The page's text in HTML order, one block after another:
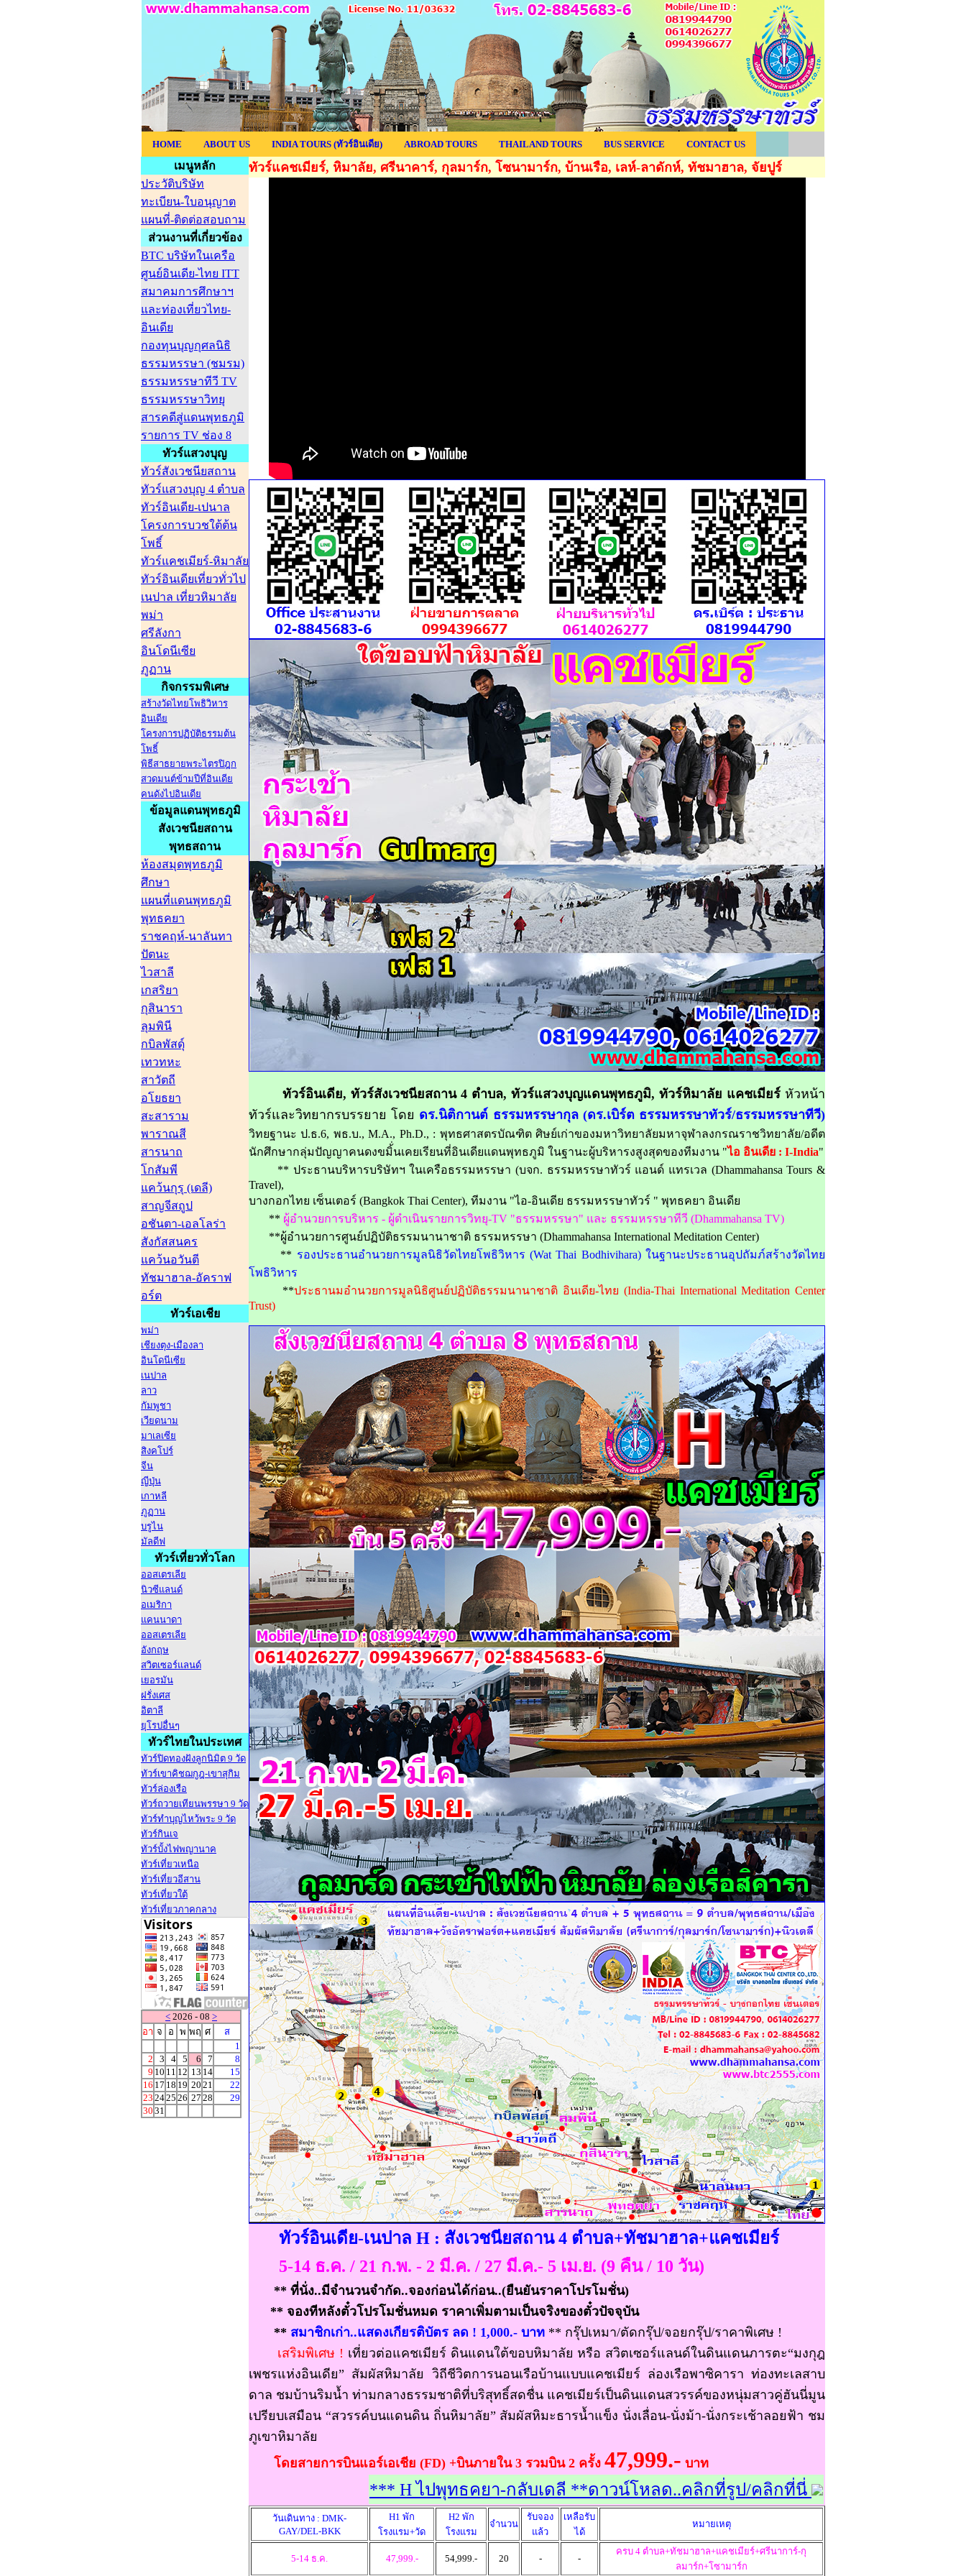
HOME ABOUT US INDIA TOURS (ทัวร์อินเดีย) ABROAD TOURS THAILAND TOURS BUS SERVICE CONTACT US
เมนูหลัก
ประวัติบริษัท
ทะเบียน-ใบอนุญาต
แผนที่-ติดต่อสอบถาม
ส่วนงานที่เกี่ยวข้อง
BTC บริษัทในเครือ
ศูนย์อินเดีย-ไทย ITT
สมาคมการศึกษาฯ
และท่องเที่ยวไทย-
อินเดีย
กองทุนบุญกุศลนิธิ
ธรรมหรรษา (ชมรม)
ธรรมหรรษาทีวี TV
ธรรมหรรษาวิทยุ
สารคดีสู่แดนพุทธภูมิ
รายการ TV ช่อง 8
ทัวร์แสวงบุญ
ทัวร์สังเวชนียสถาน
ทัวร์แสวงบุญ 4 ตำบล
ทัวร์อินเดีย-เปนาล
โครงการบวชใต้ต้น
โพธิ์
ทัวร์แคชเมียร์-หิมาลัย
ทัวร์อินเดียเที่ยวทั่วไป
เนปาล เที่ยวหิมาลัย
พม่า
ศรีลังกา
อินโดนีเซีย
ภูฏาน
กิจกรรมพิเศษ
สร้างวัดไทยโพธิวิหาร
อินเดีย
โครงการปฏิบัติธรรมต้น
โพธิ์
พิธีสาธยายพระไตรปิฎก
สวดมนต์ข้ามปีที่อินเดีย
คนดังไปอินเดีย
ข้อมูลแดนพุทธภูมิ
สังเวชนียสถาน
พุทธสถาน
ห้องสมุดพุทธภูมิ
ศึกษา
แผนที่แดนพุทธภูมิ
พุทธคยา
ราชคฤห์-นาลันทา
ปัตนะ
ไวสาลี
เกสริยา
กุสินารา
ลุมพินี
กบิลพัสดุ์
เทวทหะ
สาวัตถี
อโยธยา
สะสาราม
พาราณสี
สารนาถ
โกสัมพี
แคว้นกุรุ (เดลี)
สาญจีสถูป
อชันตา-เอลโลร่า
สังกัสสนคร
แคว้นอวันตี
ทัชมาฮาล-อัคราฟ
อร์ต
ทัวร์เอเชีย
พม่า
เชียงตุง-เมืองลา
อินโดนีเซีย
เนปาล
ลาว
กัมพูชา
เวียดนาม
มาเลเซีย
สิงคโปร์
จีน
ญีปุ่น
เกาหลี
ภูฏาน
บรูไน
มัลดีฟ
ทัวร์เที่ยวทั่วโลก
ออสเตรเลีย
นิวซีแลนด์
อเมริกา
แคนนาดา
ออสเตรเลีย
อังกฤษ
สวิตเซอร์แลนด์
เยอรมัน
ฝรั่งเศส
อิตาลี
ยุโรปอื่นๆ
ทัวร์ไทยในประเทศ
ทัวร์ปิดทองฝังลูกนิมิต 9 วัด
ทัวร์เขาคิชฌกูฎ-เขาสุกิม
ทัวร์ล่องเรือ
ทัวร์ถวายเทียนพรรษา 9 วัด
ทัวร์ทำบุญไหว้พระ 9 วัด
ทัวร์กินเจ
ทัวร์บั้งไฟพญานาค
ทัวร์เที่ยวเหนือ
ทัวร์เที่ยวอีสาน
ทัวร์เที่ยวใต้
ทัวร์เที่ยวภาคกลาง
< 2026 - 08 >
อา จ อ พ พฤ ศ
ส
1
2
3 4 5 6 7
8
9 10 11 12 13 14
15
16 17 18 19 20 21
22
23 2425 26 27 28
29
30 31
ทัวร์แคชเมียร์, หิมาลัย, ศรีนาคาร์, กุลมาร์ก, โซนามาร์ก, บ้านเรือ, เลห์-ลาดักห์, ทัชมาฮาล, จัยปูร์
ทัวร์อินเดีย, ทัวร์สังเวชนียสถาน 4 ตำบล, ทัวร์แสวงบุญแดนพุทธภูมิ, ทัวร์หิมาลัย แคชเมียร์ หัวหน้า
ทัวร์และวิทยากรบรรยาย โดย ดร.นิติกานต์ ธรรมหรรษากุล (ดร.เบิร์ต ธรรมหรรษาทัวร์/ธรรมหรรษาทีวี)
วิทยฐานะ ป.ธ.6, พธ.บ., M.A., Ph.D., : พุทธศาสตรบัณฑิต ศิษย์เก่าของมหาวิทยาลัยมหาจุฬาลงกรณราชวิทยาลัย/อดีต
นักศึกษากลุ่มปัญญาคนดงขมิ้่นเคยเรียนที่อินเดียแดนพุทธภูมิ ในฐานะผู้บริหารงสูงสุดของทีมงาน "ไอ อินเดีย : I-India"
** ประธานบริหารบริษัทฯ ในเครือธรรมหรรษา (บจก. ธรรมหรรษาทัวร์ แอนด์ แทรเวล (Dhammahansa Tours &
Travel),
บางกอกไทย เซ็นเตอร์ (Bangkok Thai Center), ทีมงาน "ไอ-อินเดีย ธรรมหรรษาทัวร์ " พุทธคยา อินเดีย
** ผู้อำนวยการบริหาร - ผู้ดำเนินรายการวิทยุ-TV "ธรรมหรรษา" และ ธรรมหรรษาทีวี (Dhammahansa TV)
**ผู้อำนวยการศูนย์ปฏิบัติธรรมนานาชาติ ธรรมหรรษา (Dhammahansa International Meditation Center)
** รองประธานอำนวยการมูลนิธิวัดไทยโพธิวิหาร (Wat Thai Bodhivihara) ในฐานะประธานอุปถัมภ์สร้างวัดไทย
โพธิวิหาร
**ประธานมอำนวยการมูลนิธิศูนย์ปฏิบัติธรรมนานาชาติ อินเดีย-ไทย (India-Thai International Meditation Center
Trust)
ทัวร์อินเดีย-เนปาล H : สังเวชนียสถาน 4 ตำบล+ทัชมาฮาล+แคชเมียร์
5-14 ธ.ค. / 21 ก.พ. - 2 มี.ค. / 27 มี.ค.- 5 เม.ย. (9 คืน / 10 วัน)
** ที่นั่ง..มีจำนวนจำกัด..จองก่อนได้ก่อน..(ยืนยันราคาโปรโมชั่น)
** จองทีหลังตั๋วโปรโมชั่นหมด ราคาเพิ่มตามเป็นจริงของตั๋วปัจจุบัน
** สมาชิกเก่า..แสดงเกียรติบัตร ลด ! 1,000.- บาท ** กรุ๊ปเหมา/ตัดกรุ๊ป/จอยกรุ๊ป/ราคาพิเศษ !
เสริมพิเศษ ! เที่ยวต่อแคชเมียร์ ดินแดนใต้ขอบหิมาลัย หรือ สวิตเซอร์แลนด์ในดินแดนภารตะ“มงกุฎ
เพชรแห่งอินเดีย” สัมผัสหิมาลัย วิถีชีวิตการนอนเรือบ้านแบบแคชเมียร์ ล่องเรือพาซิคารา ท่องทะเลสาบ
ดาล ชมบ้านริมน้ำ ท่ามกลางธรรมชาติที่บริสุทธิ์สดชื่น แคชเมียร์เป็นดินแดนสวรรค์ของหนุ่มสาวคู่ฮันนี่มูน
เปรียบเสมือน “สวรรค์บนแดนดิน ถิ่นหิมาลัย” สัมผัสหิมะธารน้ำแข็ง นั่งเลื่อน-นั่งม้า-นั่งกระเช้าลอยฟ้า ชม
ภูเขาหิมาลัย
โดยสายการบินแอร์เอเชีย (FD) +บินภายใน 3 รวมบิน 2 ครั้ง 47,999.- บาท
*** H ไปพุทธคยา-กลับเดลี **ดาวน์โหลด..คลิกที่รูป/คลิกที่นี่
วันเดินทาง : DMK-
GAY/DEL-BKK
H1 พัก
โรงแรม+วัด
H2 พัก
โรงแรม
จำนวน
รับจอง
แล้ว
เหลือรับ
ได้
หมายเหตุ
5-14 ธ.ค. 47,999.- 54,999.- 20 - -
ครบ 4 ตำบล+ทัชมาฮาล+แคชเมียร์+ศรีนาการ์-กุ
ลมาร์ก+โซามาร์ก